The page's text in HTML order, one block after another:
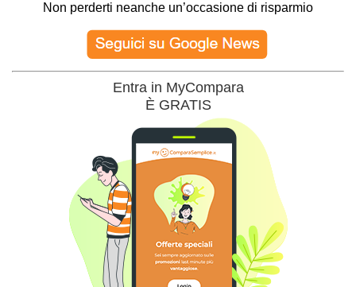
Non perderti neanche un’occasione di risparmio
Entra in MyCompara
È GRATIS